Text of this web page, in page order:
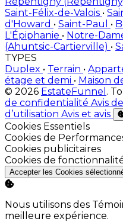
Saint-Félix-de-Valois •
d'Howard • Saint-Paul •
L'Épiphanie • Notre-
(Ahuntsic-Cartierville) •
TYPES
Duplex • Terrain •
étage et demi • Maison
© 2026 EstateFunnel .
de confidentialité Avis
d’utilisation Avis et avis
Activer
Cookies Essentiels
Activer
Cookies de
Activer
Cookies publicitaires
Activer
Cookies de
Accepter les Cookies
Nous utilisons des
meilleure expérience.